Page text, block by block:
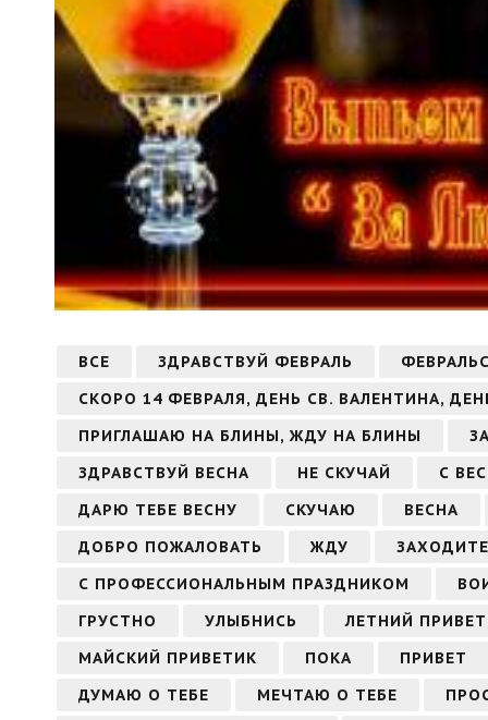
ВСЕ ЗДРАВСТВУЙ ФЕВРАЛЬ
СКОРО 14 ФЕВРАЛЯ, ДЕНЬ СВ. ВАЛЕНТИНА,
ПРИГЛАШАЮ НА БЛИНЫ, ЖДУ НА БЛИНЫ
ЗДРАВСТВУЙ ВЕСНА
НЕ СКУЧАЙ
С
ДАРЮ ТЕБЕ ВЕСНУ
СКУЧАЮ
ВЕСНА
ДОБРО ПОЖАЛОВАТЬ
ЖДУ
С ПРОФЕССИОНАЛЬНЫМ ПРАЗДНИКОМ
ГРУСТНО
УЛЫБНИСЬ
ЛЕТНИЙ
МАЙСКИЙ ПРИВЕТИК
ПОКА
ПРИВЕТ
ДУМАЮ О ТЕБЕ
МЕЧТАЮ О ТЕБЕ